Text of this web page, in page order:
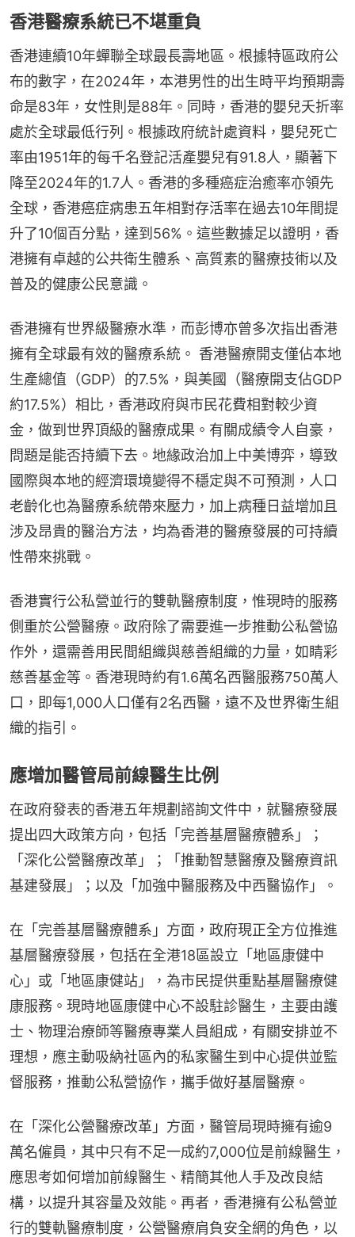
香港醫療系統已不堪重負
香港連續10年蟬聯全球最長壽地區。根據特區政府公
布的數字，在2024年，本港男性的出生時平均預期壽
命是83年，女性則是88年。同時，香港的嬰兒夭折率
處於全球最低行列。根據政府統計處資料，嬰兒死亡
率由1951年的每千名登記活產嬰兒有91.8人，顯著下
降至2024年的1.7人。香港的多種癌症治癒率亦領先
全球，香港癌症病患五年相對存活率在過去10年間提
升了10個百分點，達到56%。這些數據足以證明，香
港擁有卓越的公共衛生體系、高質素的醫療技術以及
普及的健康公民意識。
香港擁有世界級醫療水準，而彭博亦曾多次指出香港
擁有全球最有效的醫療系統。 香港醫療開支僅佔本地
生產總值（GDP）的7.5%，與美國（醫療開支佔GDP
約17.5%）相比，香港政府與市民花費相對較少資
金，做到世界頂級的醫療成果。有關成績令人自豪，
問題是能否持續下去。地緣政治加上中美博弈，導致
國際與本地的經濟環境變得不穩定與不可預測，人口
老齡化也為醫療系統帶來壓力，加上病種日益增加且
涉及昂貴的醫治方法，均為香港的醫療發展的可持續
性帶來挑戰。
香港實行公私營並行的雙軌醫療制度，惟現時的服務
側重於公營醫療。政府除了需要進一步推動公私營協
作外，還需善用民間組織與慈善組織的力量，如睛彩
慈善基金等。香港現時約有1.6萬名西醫服務750萬人
口，即每1,000人口僅有2名西醫，遠不及世界衛生組
織的指引。
應增加醫管局前線醫生比例
在政府發表的香港五年規劃諮詢文件中，就醫療發展
提出四大政策方向，包括「完善基層醫療體系」；
「深化公營醫療改革」；「推動智慧醫療及醫療資訊
基建發展」；以及「加強中醫服務及中西醫協作」。
在「完善基層醫療體系」方面，政府現正全方位推進
基層醫療發展，包括在全港18區設立「地區康健中
心」或「地區康健站」，為市民提供重點基層醫療健
康服務。現時地區康健中心不設駐診醫生，主要由護
士、物理治療師等醫療專業人員組成，有關安排並不
理想，應主動吸納社區內的私家醫生到中心提供並監
督服務，推動公私營協作，攜手做好基層醫療。
在「深化公營醫療改革」方面，醫管局現時擁有逾9
萬名僱員，其中只有不足一成約7,000位是前線醫生，
應思考如何增加前線醫生、精簡其他人手及改良結
構，以提升其容量及效能。再者，香港擁有公私營並
行的雙軌醫療制度，公營醫療肩負安全網的角色，以